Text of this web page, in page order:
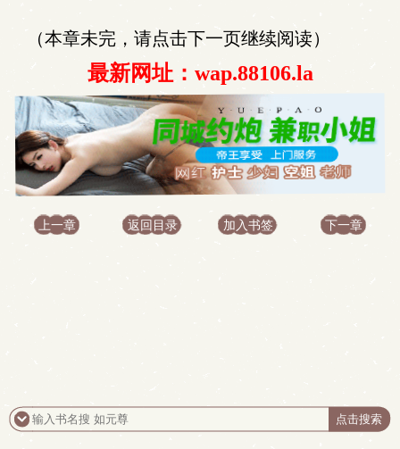
（本章未完，请点击下一页继续阅读）
最新网址：wap.88106.la
上一章 返回目录 加入书签 下一章